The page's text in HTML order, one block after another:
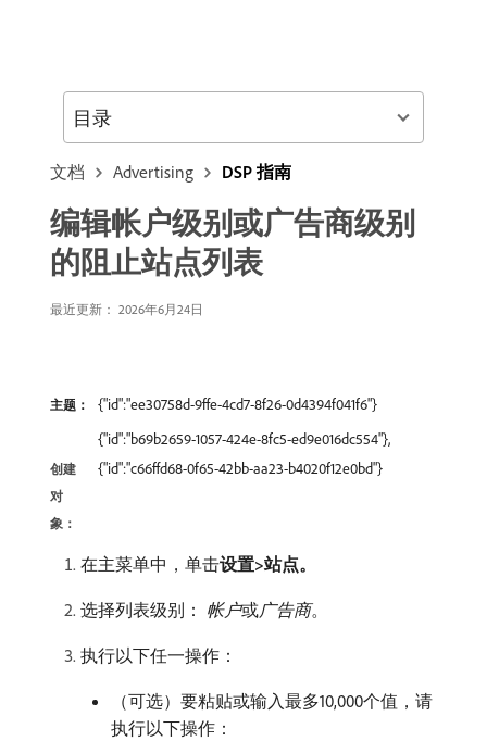
文档 Advertising DSP 指南
编辑帐户级别或广告商级别
的阻止站点列表
最近更新： 2026年6月24日
主题： {"id":"ee30758d-9ffe-4cd7-8f26-0d4394f041f6"}
创建
对
象：
{"id":"b69b2659-1057-424e-8fc5-ed9e016dc554"},
{"id":"c66ffd68-0f65-42bb-aa23-b4020f12e0bd"}
在主菜单中，单击​设置>站点。
选择列表级别： 帐户​或​广告商。
执行以下任一操作：
（可选）要粘贴或输入最多10,000个值，请
执行以下操作：
目录